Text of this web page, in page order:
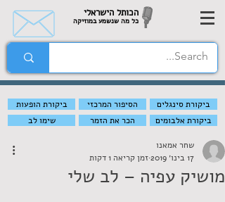
הכותל הישראלי
כל מה שנשמע במוזיקה
ביקורת הופעות הסיפור המרכזי
ביקורת סינגלים
שימו לב
הכר את הזמר ביקורת אלבומים
מושיק עפיה – לב שלי
שחר אמאנו
17 בינו׳ 2019
זמן קריאה 1 דקות